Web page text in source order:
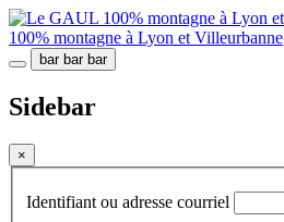
100% montagne à Lyon et Villeurbanne
bar bar bar
Sidebar
×
Identifiant ou adresse courriel